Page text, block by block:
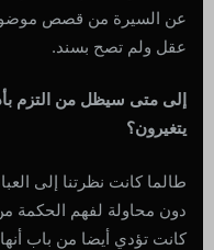
عن السيرة من قصص موضوعة
عقل ولم تصح بسند.
إلى متى سيظل من التزم
يتغيرون؟
طالما كانت نظرتنا إلى
دون محاولة لفهم الحكمة
كانت تؤدي أيضا من باب